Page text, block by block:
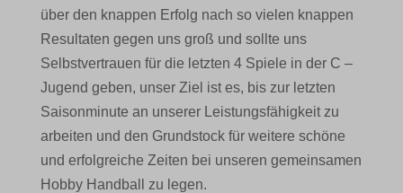
über den knappen Erfolg nach so vielen knappen
Resultaten gegen uns groß und sollte uns
Selbstvertrauen für die letzten 4 Spiele in der C –
Jugend geben, unser Ziel ist es, bis zur letzten
Saisonminute an unserer Leistungsfähigkeit zu
arbeiten und den Grundstock für weitere schöne
und erfolgreiche Zeiten bei unseren gemeinsamen
Hobby Handball zu legen.